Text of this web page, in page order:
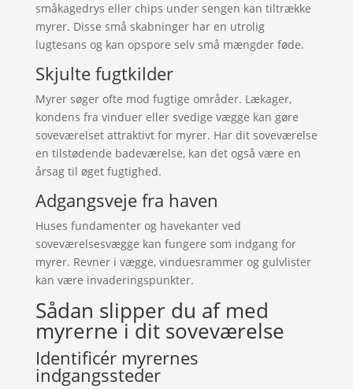
småkagedrys eller chips under sengen kan tiltrække
myrer. Disse små skabninger har en utrolig
lugtesans og kan opspore selv små mængder føde.
Skjulte fugtkilder
Myrer søger ofte mod fugtige områder. Lækager,
kondens fra vinduer eller svedige vægge kan gøre
soveværelset attraktivt for myrer. Har dit soveværelse
en tilstødende badeværelse, kan det også være en
årsag til øget fugtighed.
Adgangsveje fra haven
Huses fundamenter og havekanter ved
soveværelsesvægge kan fungere som indgang for
myrer. Revner i vægge, vinduesrammer og gulvlister
kan være invaderingspunkter.
Sådan slipper du af med
myrerne i dit soveværelse
Identificér myrernes
indgangssteder